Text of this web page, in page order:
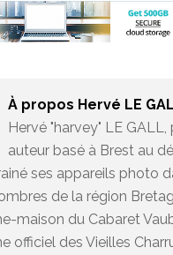
À propos Hervé LE
Hervé "harvey" LE
auteur basé à Brest au
ses appareils photo
de la région
maison du Cabaret
officiel des Vieilles